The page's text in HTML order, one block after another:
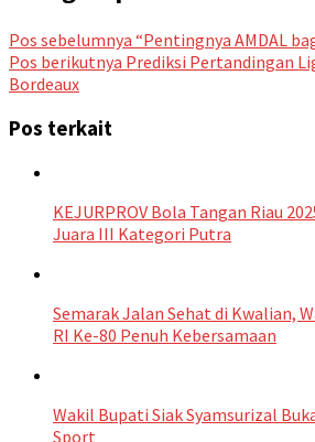
Pos sebelumnya “Pentingnya AMDAL
Pos berikutnya Prediksi Pertandingan
Bordeaux
Pos terkait
KEJURPROV Bola Tangan Riau
Juara III Kategori Putra
Semarak Jalan Sehat di Kwalian,
RI Ke-80 Penuh Kebersamaan
Wakil Bupati Siak Syamsurizal
Sport